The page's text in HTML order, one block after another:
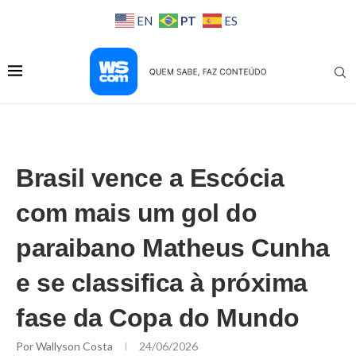
EN PT ES
Brasil vence a Escócia
com mais um gol do
paraibano Matheus Cunha
e se classifica à próxima
fase da Copa do Mundo
PorWallyson Costa 24/06/2026